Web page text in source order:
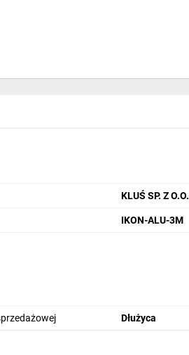
KLUŚ SP. Z O.O.
IKON-ALU-3M
Dłużyca